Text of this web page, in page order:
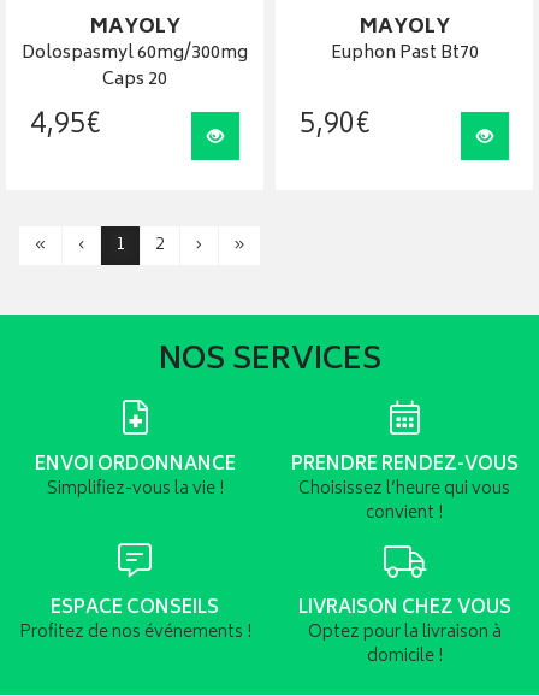
MAYOLY
Dolospasmyl 60mg/300mg
Caps 20
4,95€ Visualiser
MAYOLY
Euphon Past Bt70
5,90€
« ‹ 1 2 › »
NOS SERVICES
ENVOI ORDONNANCE
Simplifiez-vous la vie !
PRENDRE RENDEZ-VOUS
Choisissez l’heure qui vous
convient !
ESPACE CONSEILS
Profitez de nos événements !
LIVRAISON CHEZ VOUS
Optez pour la livraison à
domicile !